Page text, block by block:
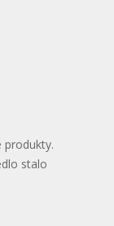
produkty.
stalo